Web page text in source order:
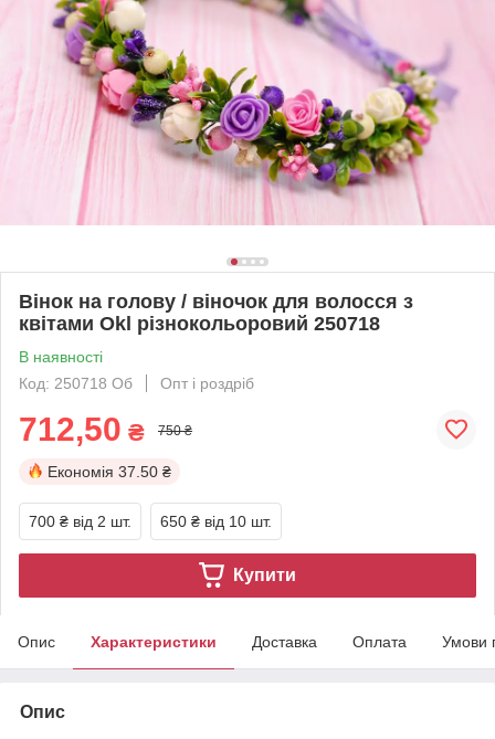
Вінок на голову / віночок для волосся з
квітами Okl різнокольоровий 250718
В наявності
Код: 250718 Об
Опт і роздріб
712,50 ₴ 750 ₴
Економія 37.50 ₴
700 ₴ від 2 шт. 650 ₴ від 10 шт.
Купити
Опис Характеристики Доставка Оплата Умови
Опис